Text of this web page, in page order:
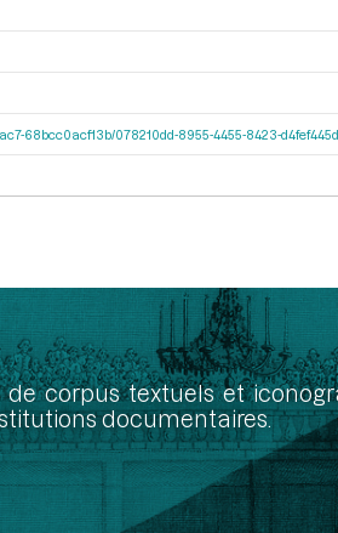
68bcc0acf13b/078210dd-8955-4455-8423-
corpus textuels et
documentaires.